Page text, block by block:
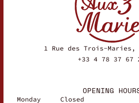
1 Rue des Trois-Maries,
+33 4 78 37 67
OPENING
Monday Closed